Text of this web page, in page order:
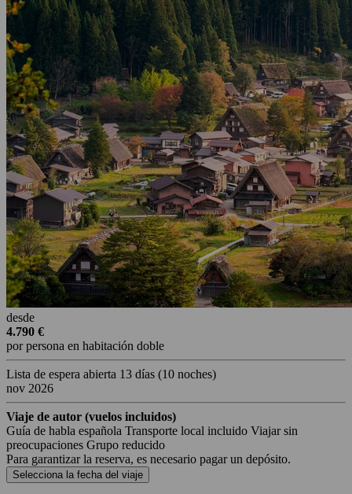
desde
4.790 €
por persona en habitación doble
Lista de espera abierta 13 días (10 noches)
nov 2026
Viaje de autor (vuelos incluidos)
Guía de habla española Transporte local incluido Viajar sin
preocupaciones Grupo reducido
Para garantizar la reserva, es necesario pagar un depósito.
Selecciona la fecha del viaje